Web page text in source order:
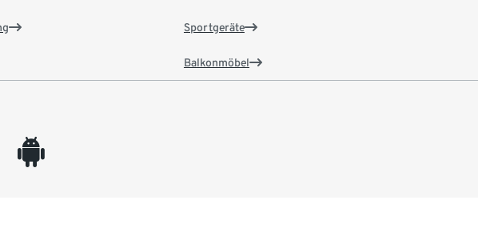
Sportgeräte
Balkonmöbel
android